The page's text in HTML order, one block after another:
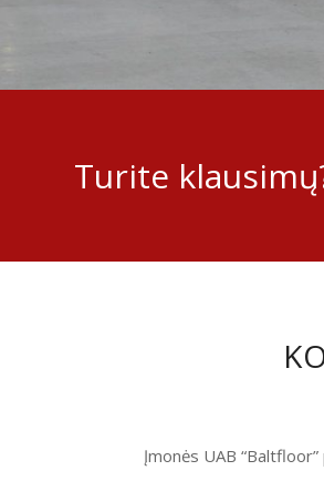
Turite
Įmonės UAB